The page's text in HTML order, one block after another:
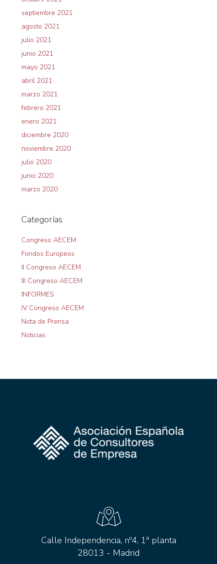
septiembre 2021
agosto 2021
julio 2021
junio 2021
mayo 2021
abril 2021
marzo 2021
febrero 2021
enero 2021
diciembre 2020
noviembre 2020
julio 2020
junio 2020
marzo 2020
Categorías
Congreso AECEM
Fondos Europeos
II Congreso AECEM
III Congreso AECEM
INFORMES
IV Congreso AECEM
Nota de Prensa
Noticias
Calle Independencia, nº4, 1ª planta
28013 - Madrid